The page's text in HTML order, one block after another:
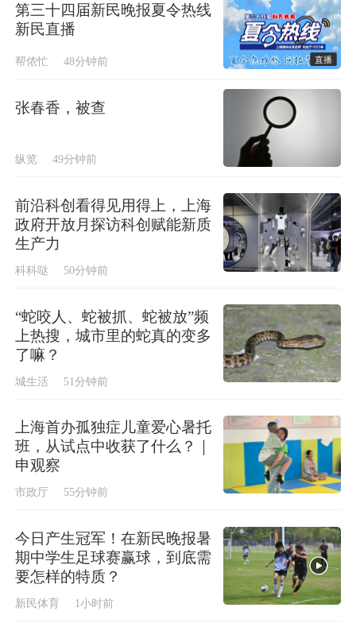
第三十四届新民晚报夏令热线
新民直播
帮侬忙 48分钟前 直播
张春香，被查
纵览 49分钟前
前沿科创看得见用得上，上海
政府开放月探访科创赋能新质
生产力
科科哒 50分钟前
“蛇咬人、蛇被抓、蛇被放”频
上热搜，城市里的蛇真的变多
了嘛？
城生活 51分钟前
上海首办孤独症儿童爱心暑托
班，从试点中收获了什么？｜
申观察
市政厅 55分钟前
今日产生冠军！在新民晚报暑
期中学生足球赛赢球，到底需
要怎样的特质？
新民体育 1小时前